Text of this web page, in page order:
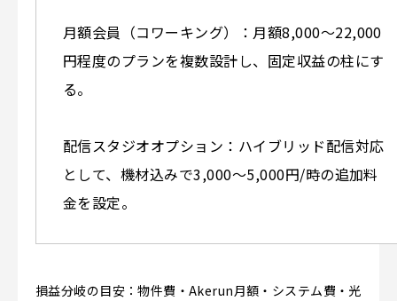
月額会員（コワーキング）：月額8,000〜22,000
円程度のプランを複数設計し、固定収益の柱にす
る。
配信スタジオオプション：ハイブリッド配信対応
として、機材込みで3,000〜5,000円/時の追加料
金を設定。
損益分岐の目安：物件費・Akerun月額・システム費・光